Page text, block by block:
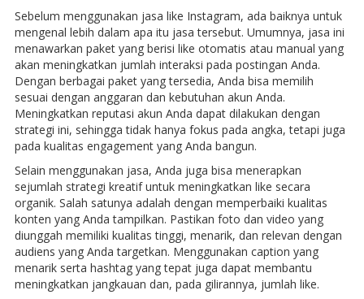
Sebelum menggunakan jasa like Instagram, ada baiknya untuk
mengenal lebih dalam apa itu jasa tersebut. Umumnya, jasa ini
menawarkan paket yang berisi like otomatis atau manual yang
akan meningkatkan jumlah interaksi pada postingan Anda.
Dengan berbagai paket yang tersedia, Anda bisa memilih
sesuai dengan anggaran dan kebutuhan akun Anda.
Meningkatkan reputasi akun Anda dapat dilakukan dengan
strategi ini, sehingga tidak hanya fokus pada angka, tetapi juga
pada kualitas engagement yang Anda bangun.
Selain menggunakan jasa, Anda juga bisa menerapkan
sejumlah strategi kreatif untuk meningkatkan like secara
organik. Salah satunya adalah dengan memperbaiki kualitas
konten yang Anda tampilkan. Pastikan foto dan video yang
diunggah memiliki kualitas tinggi, menarik, dan relevan dengan
audiens yang Anda targetkan. Menggunakan caption yang
menarik serta hashtag yang tepat juga dapat membantu
meningkatkan jangkauan dan, pada gilirannya, jumlah like.